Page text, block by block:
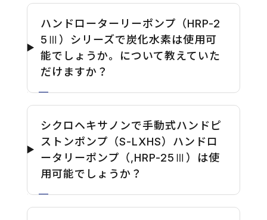
ハンドローターリーポンプ（HRP-2
5Ⅲ）シリーズで炭化水素は使用可
能でしょうか。について教えていた
だけますか？
シクロヘキサノンで手動式ハンドピ
ストンポンプ（S-LXHS）ハンドロ
ータリーポンプ（,HRP-25Ⅲ）は使
用可能でしょうか？